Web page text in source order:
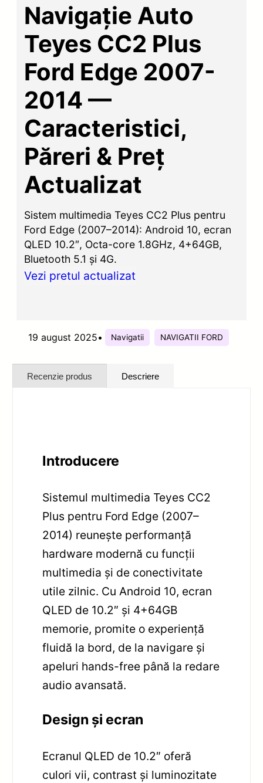
Navigație Auto
Teyes CC2 Plus
Ford Edge 2007-
2014 —
Caracteristici,
Păreri & Preț
Actualizat
Sistem multimedia Teyes CC2 Plus pentru
Ford Edge (2007–2014): Android 10, ecran
QLED 10.2″, Octa-core 1.8GHz, 4+64GB,
Bluetooth 5.1 și 4G.
Vezi pretul actualizat
19 august 2025• Navigatii NAVIGATII FORD
Recenzie produs Descriere
Introducere
Sistemul multimedia Teyes CC2
Plus pentru Ford Edge (2007–
2014) reunește performanță
hardware modernă cu funcții
multimedia și de conectivitate
utile zilnic. Cu Android 10, ecran
QLED de 10.2″ și 4+64GB
memorie, promite o experiență
fluidă la bord, de la navigare și
apeluri hands-free până la redare
audio avansată.
Design și ecran
Ecranul QLED de 10.2″ oferă
culori vii, contrast și luminozitate